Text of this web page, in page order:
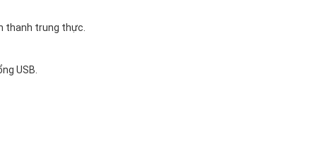
thanh trung thực.
USB.